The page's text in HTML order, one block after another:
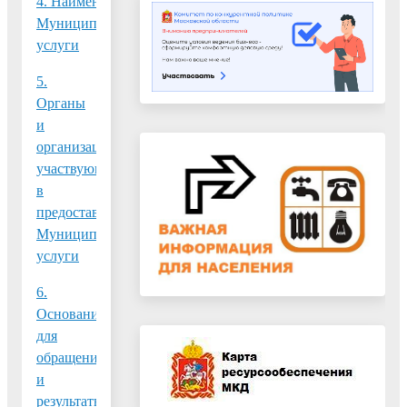
Муниципальной
услуги
5.
Органы
и
организации,
участвующие
в
предоставлении
Муниципальной
услуги
6.
Основания
для
обращения
и
результаты